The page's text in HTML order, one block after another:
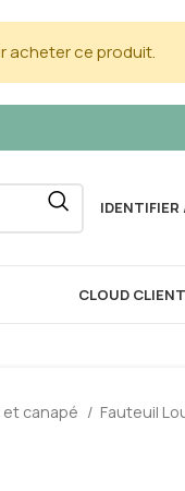
acheter ce produit.
CLOUD CLIENT
canapé
Fauteuil